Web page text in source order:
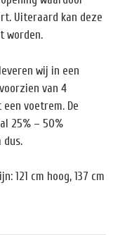
Uiteraard kan deze
worden.
wij in een
van 4
voetrem. De
25% – 50%
dus.
121 cm hoog, 137 cm